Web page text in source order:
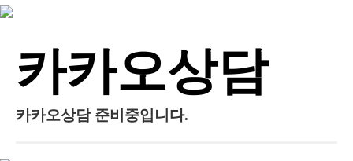
카카오상담
카카오상담 준비중입니다.